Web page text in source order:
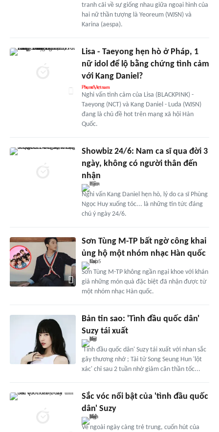
tranh cãi về sự giống nhau giữa ngoại hình của
hai nữ thần tượng là Yeoreum (WJSN) và
Karina (aespa).
Lisa - Taeyong hẹn hò ở Pháp, 1
nữ idol để lộ bằng chứng tình cảm
với Kang Daniel?
Nghi vấn tình cảm của Lisa (BLACKPINK) -
Taeyong (NCT) và Kang Daniel - Luda (WJSN)
đang là chủ đề hot trên mạng xã hội Hàn
Quốc.
Showbiz 24/6: Nam ca sĩ qua đời 3
ngày, không có người thân đến
nhận
Nghi vấn Kang Daniel hẹn hò, lý do ca sĩ Phùng
Ngọc Huy xuống tóc... là những tin tức đáng
chú ý ngày 24/6.
Sơn Tùng M-TP bất ngờ công khai
ủng hộ một nhóm nhạc Hàn quốc
Sơn Tùng M-TP không ngần ngại khoe với khán
giả những món quà đặc biệt đã nhận được từ
một nhóm nhạc Hàn quốc.
Bản tin sao: 'Tình đầu quốc dân'
Suzy tái xuất
'Tình đầu quốc dân' Suzy tái xuất với nhan sắc
gây thương nhớ ; Tài tử Song Seung Hun 'lột
xác' chỉ sau 2 tuần nhờ giảm cân thần tốc...
Sắc vóc nổi bật của 'tình đầu quốc
dân' Suzy
Vẻ ngoài ngày càng trẻ trung, cuốn hút của